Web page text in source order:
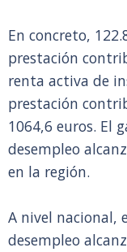
En concreto,
prestación
renta activa de
prestación
1064,6 euros. El
desempleo
en la región.
A nivel nacional,
desempleo